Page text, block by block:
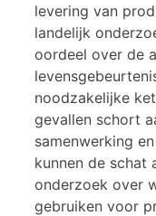
levering van
landelijk
oordeel over de
noodzakelijke
gevallen schort
samenwerking
kunnen de schat
onderzoek over
gebruiken voor